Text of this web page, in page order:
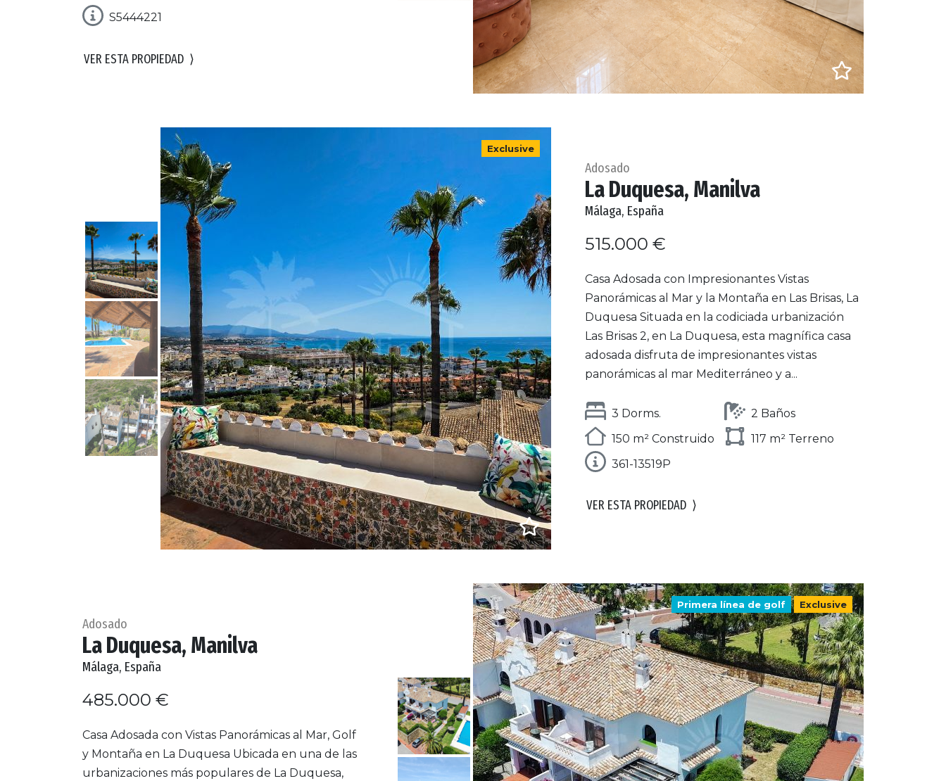
S5444221
VER ESTA PROPIEDAD ⟩
Exclusive
Adosado
La Duquesa, Manilva
Málaga, España
515.000 €
Casa Adosada con Impresionantes Vistas
Panorámicas al Mar y la Montaña en Las Brisas, La
Duquesa Situada en la codiciada urbanización
Las Brisas 2, en La Duquesa, esta magnífica casa
adosada disfruta de impresionantes vistas
panorámicas al mar Mediterráneo y a...
3 Dorms.
2 Baños
150 m² Construido
117 m² Terreno
361-13519P
VER ESTA PROPIEDAD ⟩
Primera línea de golf Exclusive
Adosado
La Duquesa, Manilva
Málaga, España
485.000 €
Casa Adosada con Vistas Panorámicas al Mar, Golf
y Montaña en La Duquesa Ubicada en una de las
urbanizaciones más populares de La Duquesa,